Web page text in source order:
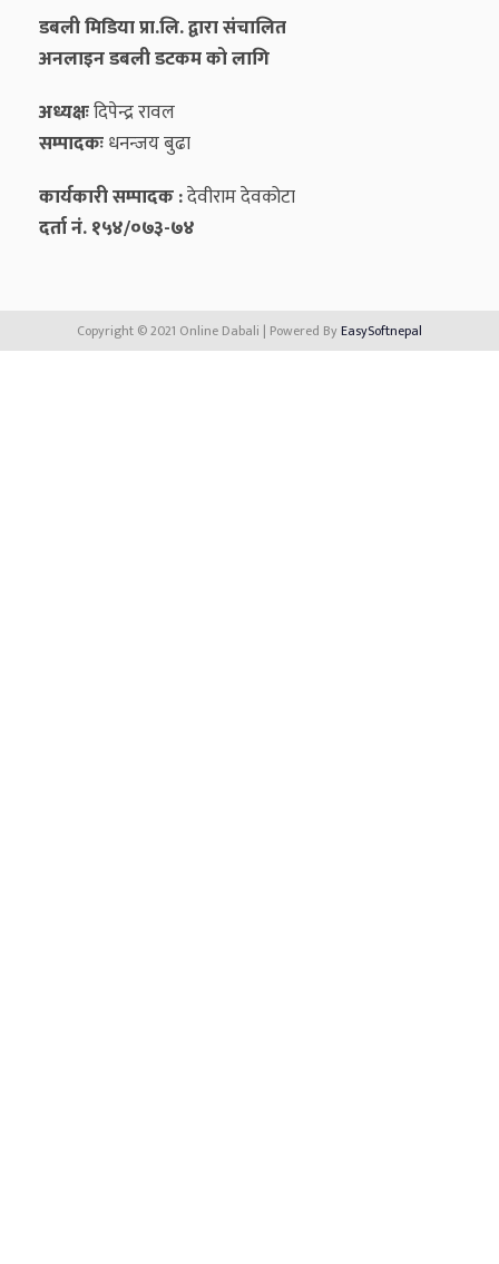
डबली मिडिया प्रा.लि. द्वारा संचालित
अनलाइन डबली डटकम को लागि
अध्यक्षःदिपेन्द्र रावल
सम्पादकःधनन्‍जय बुढा
कार्यकारी सम्पादक :देवीराम देवकोटा
दर्ता नं. १५४/०७३-७४
Copyright © 2021 Online Dabali | Powered ByEasySoftnepal